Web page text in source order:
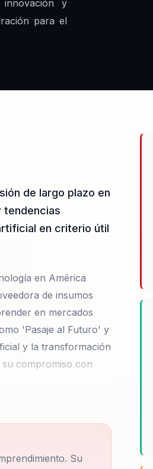
innovación y
para el
de largo plazo en
tendencias
en criterio útil
en América
de insumos
en mercados
'Pasaje al Futuro' y
y la transformación
compromiso con
científico,
Su